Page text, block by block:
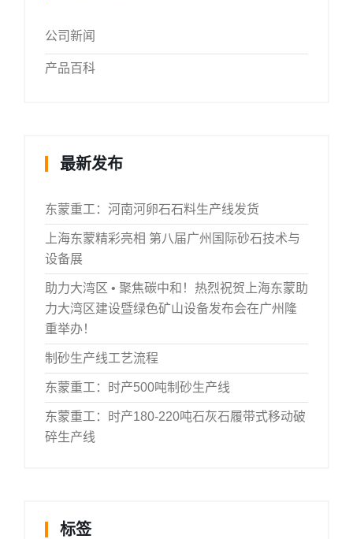
公司新闻
产品百科
最新发布
东蒙重工：河南河卵石石料生产线发货
上海东蒙精彩亮相 第八届广州国际砂石技术与
设备展
助力大湾区 • 聚焦碳中和！热烈祝贺上海东蒙助
力大湾区建设暨绿色矿山设备发布会在广州隆
重举办！
制砂生产线工艺流程
东蒙重工：时产500吨制砂生产线
东蒙重工：时产180-220吨石灰石履带式移动破
碎生产线
标签